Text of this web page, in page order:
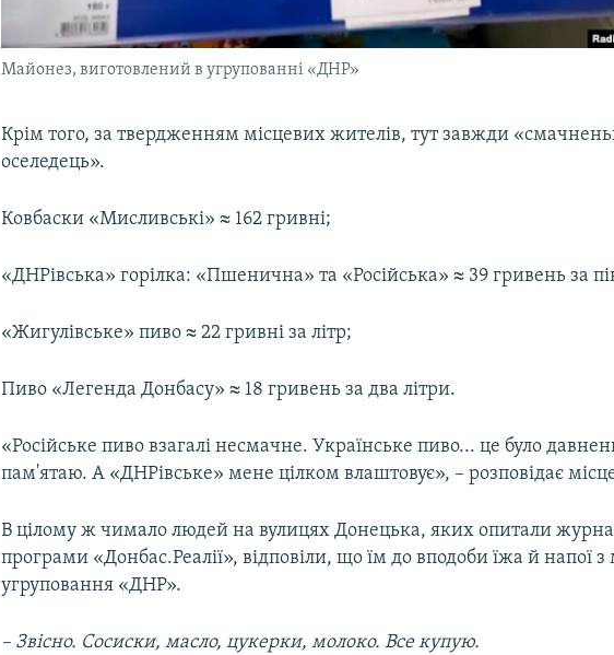
Майонез, виготовлений в угрупованні «ДНР»
Крім того, за твердженням місцевих жителів, тут завжди
оселедець».
Ковбаски «Мисливські» ≈ 162 гривні;
«ДНРівська» горілка: «Пшенична» та «Російська» ≈ 39 гривень за
«Жигулівське» пиво ≈ 22 гривні за літр;
Пиво «Легенда Донбасу» ≈ 18 гривень за два літри.
«Російське пиво взагалі несмачне. Українське пиво... це було
пам'ятаю. А «ДНРівське» мене цілком влаштовує», – розповідає
В цілому ж чимало людей на вулицях Донецька, яких опитали
програми «Донбас.Реалії», відповіли, що їм до вподоби їжа й напої
угруповання «ДНР».
– Звісно. Сосиски, масло, цукерки, молоко. Все купую.